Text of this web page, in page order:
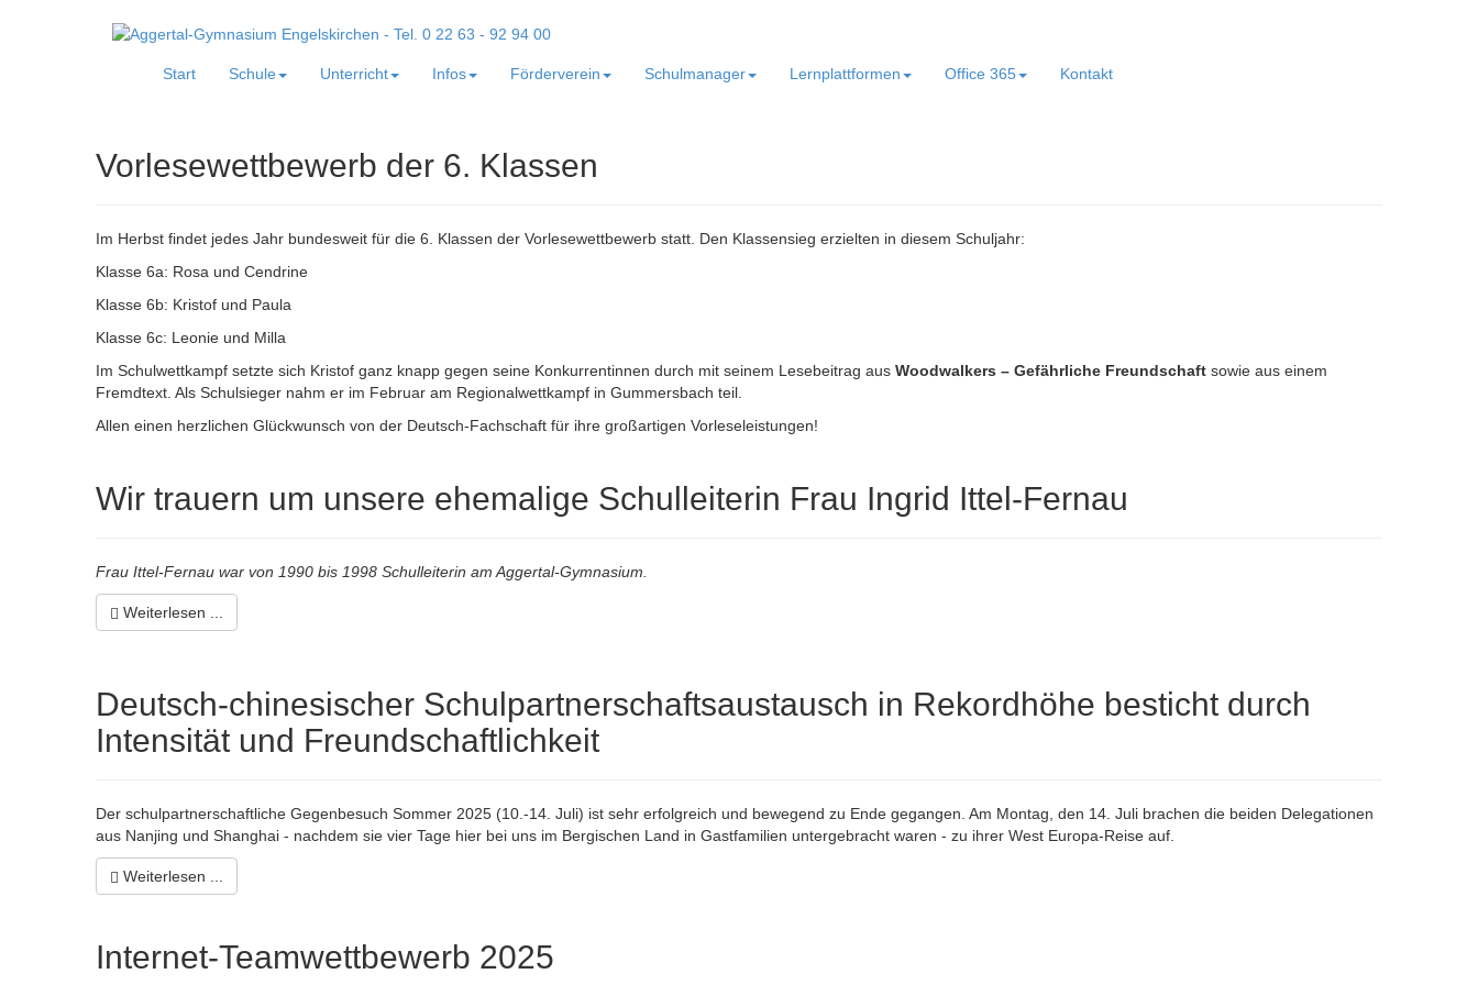
Start Schule Unterricht Infos Förderverein Schulmanager Lernplattformen Office 365 Kontakt
Vorlesewettbewerb der 6. Klassen
Im Herbst findet jedes Jahr bundesweit für die 6. Klassen der Vorlesewettbewerb statt. Den Klassensieg erzielten in diesem Schuljahr:
Klasse 6a: Rosa und Cendrine
Klasse 6b: Kristof und Paula
Klasse 6c: Leonie und Milla
Im Schulwettkampf setzte sich Kristof ganz knapp gegen seine Konkurrentinnen durch mit seinem Lesebeitrag aus Woodwalkers – Gefährliche Freundschaft sowie aus einem
Fremdtext. Als Schulsieger nahm er im Februar am Regionalwettkampf in Gummersbach teil.
Allen einen herzlichen Glückwunsch von der Deutsch-Fachschaft für ihre großartigen Vorleseleistungen!
Wir trauern um unsere ehemalige Schulleiterin Frau Ingrid Ittel-Fernau
Frau Ittel-Fernau war von 1990 bis 1998 Schulleiterin am Aggertal-Gymnasium.
Weiterlesen ...
Deutsch-chinesischer Schulpartnerschaftsaustausch in Rekordhöhe besticht durch
Intensität und Freundschaftlichkeit
Der schulpartnerschaftliche Gegenbesuch Sommer 2025 (10.-14. Juli) ist sehr erfolgreich und bewegend zu Ende gegangen. Am Montag, den 14. Juli brachen die beiden Delegationen
aus Nanjing und Shanghai - nachdem sie vier Tage hier bei uns im Bergischen Land in Gastfamilien untergebracht waren - zu ihrer West Europa-Reise auf.
Weiterlesen ...
Internet-Teamwettbewerb 2025